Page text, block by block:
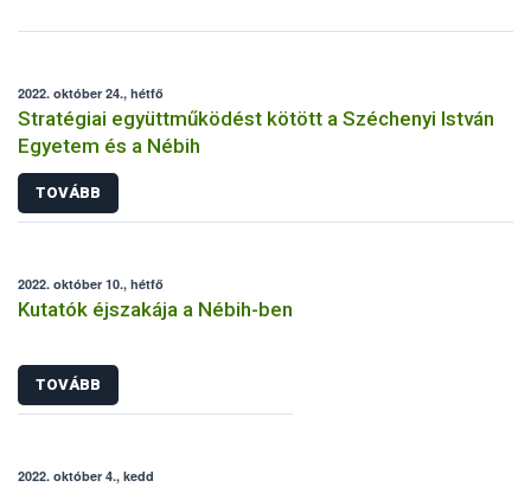
2022. október 24., hétfő
Stratégiai együttműködést kötött a Széchenyi István
Egyetem és a Nébih
TOVÁBB
2022. október 10., hétfő
Kutatók éjszakája a Nébih-ben
TOVÁBB
2022. október 4., kedd